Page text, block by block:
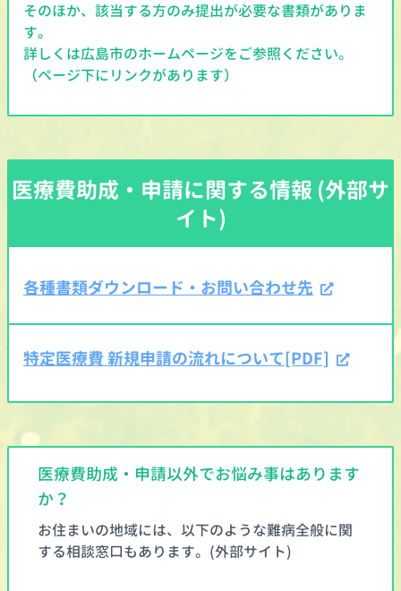
そのほか、該当する方のみ提出が必要な書類がありま
す。
詳しくは広島市のホームページをご参照ください。
（ページ下にリンクがあります）
医療費助成・申請に関する情報 (外部サ
イト)
各種書類ダウンロード・お問い合わせ先
特定医療費 新規申請の流れについて[PDF]
医療費助成・申請以外でお悩み事はあります
か？
お住まいの地域には、以下のような難病全般に関
する相談窓口もあります。(外部サイト)